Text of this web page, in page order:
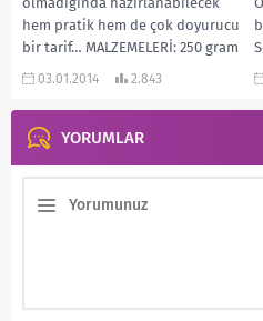
hem pratik hem de çok doyurucu
bir tarif… MALZEMELERİ: 250 gram
Makarna Yarım...
03.01.2014 2.843
YORUMLAR